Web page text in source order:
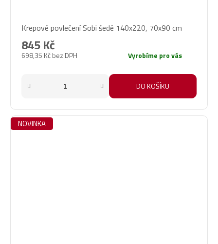
Krepové povlečení Sobi šedé 140x220, 70x90 cm
698,35 Kč bez DPH
845 Kč
Vyrobíme pro vás
DO KOŠÍKU
NOVINKA